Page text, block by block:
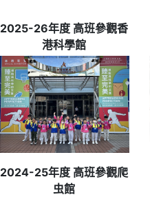
2025-26年度 高班參觀香
港科學館
2024-25年度 高班參觀爬
虫館